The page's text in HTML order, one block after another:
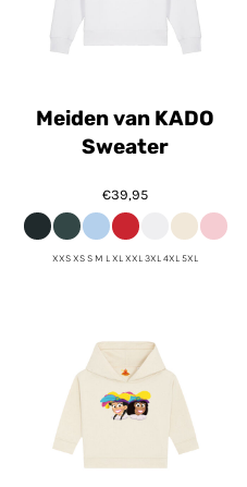
Meiden van KADO
Sweater
€39,95
XXS XS S M L XL XXL 3XL 4XL 5XL